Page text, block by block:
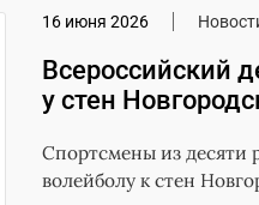
16 июня 2026
Всероссийский
у стен
Спортсмены из десяти
волейболу к стен